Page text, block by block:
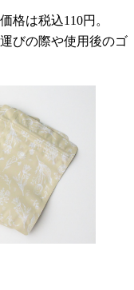
格は税込110円。
びの際や使用後のゴ